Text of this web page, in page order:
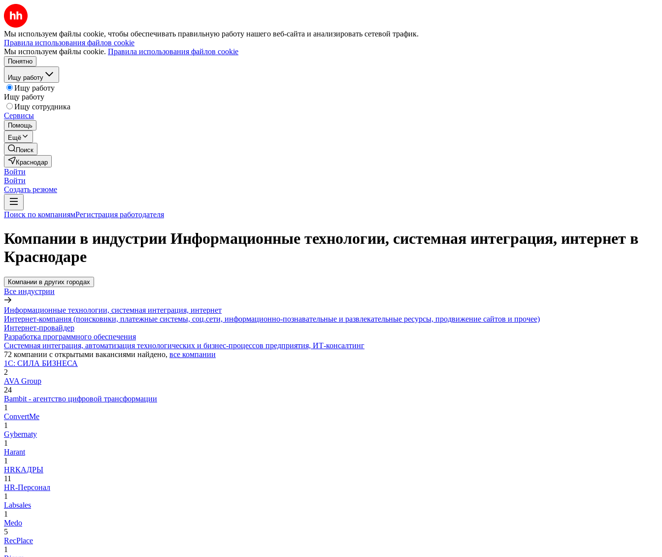
Мы используем файлы cookie, чтобы обеспечивать правильную работу нашего веб-сайта и анализировать сетевой трафик.
Правила использования файлов cookie
Мы используем файлы cookie. Правила использования файлов cookie
Понятно
Ищу работу
Ищу работу
Ищу работу
Ищу сотрудника
Сервисы
Помощь
Ещё
Поиск
Краснодар
Войти
Войти
Создать резюме
Поиск по компаниямРегистрация работодателя
Компании в индустрии Информационные технологии, системная интеграция, интернет в
Краснодаре
Компании в других городах
Все индустрии
Информационные технологии, системная интеграция, интернет
Интернет-компания (поисковики, платежные системы, соц.сети, информационно-познавательные и развлекательные ресурсы, продвижение сайтов и прочее)
Интернет-провайдер
Разработка программного обеспечения
Системная интеграция, автоматизация технологических и бизнес-процессов предприятия, ИТ-консалтинг
72 компании с открытыми вакансиями найдено, все компании
1С: СИЛА БИЗНЕСА
2
AVA Group
24
Bambit - агентство цифровой трансформации
1
ConvertMe
1
Gybernaty
1
Harant
1
HRКАДРЫ
11
HR-Персонал
1
Labsales
1
Medo
5
RecPlace
1